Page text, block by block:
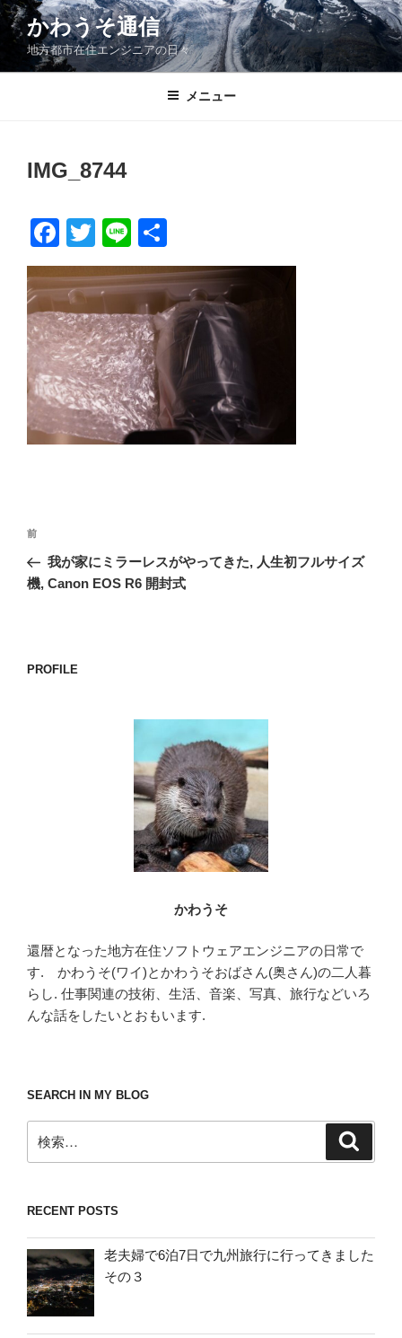
コ
ン
ン
かわうそ通信
地方都市在住エンジニアの日々
メニュー
IMG_8744
F
a
c
e
b
o
o
k
T
wi
tt
er
Li
n
e
有
投
ナ
シ
前
の
投
前
我が家にミラーレスがやってきた, 人生初フルサイズ
機, Canon EOS R6 開封式
PROFILE
かわうそ
還暦となった地方在住ソフトウェアエンジニアの日常で
す. かわうそ(ワイ)とかわうそおばさん(奥さん)の二人暮
らし. 仕事関連の技術、生活、音楽、写真、旅行などいろ
んな話をしたいとおもいます.
SEARCH IN MY BLOG
索:
RECENT POSTS
老夫婦で6泊7日で九州旅行に行ってきました
その３